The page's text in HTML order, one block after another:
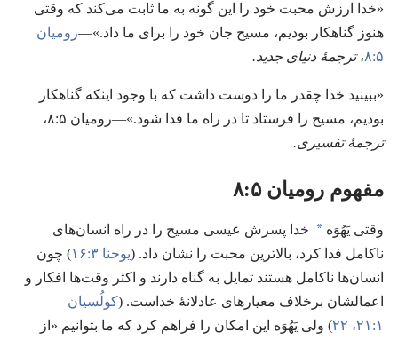
‏«خدا ارزش محبت خود را این گونه به ما ثابت می‌کند که وقتی
هنوز گناهکار بودیم،‏ مسیح جان خود را برای ما داد.‏»—‏رومیان
۵:‏۸
‏،‏ترجمهٔ دنیای جدید.‏
‏«ببینید خدا چقدر ما را دوست داشت که با وجود اینکه گناهکار
بودیم،‏ مسیح را فرستاد تا در راه ما فدا شود.‏»—‏رومیان ۵:‏۸،‏
ترجمهٔ تفسیری.‏
مفهوم رومیان ۵:‏۸
وقتی یَهُوَه a خدا پسرش عیسی مسیح را در راه انسان‌های
ناکامل فدا کرد،‏ بالاترین محبت را نشان داد.‏ (‏یوحنا ۳:‏۱۶
‏)‏ چون
انسان‌ها ناکامل هستند تمایل به گناه دارند و اکثر وقت‌ها افکار و
اعمالشان برخلاف معیارهای عادلانهٔ خداست.‏ (‏کولُسیان
۱:‏۲۱،‏ ۲۲
‏)‏ ولی یَهُوَه این امکان را فراهم کرد که ما بتوانیم «از